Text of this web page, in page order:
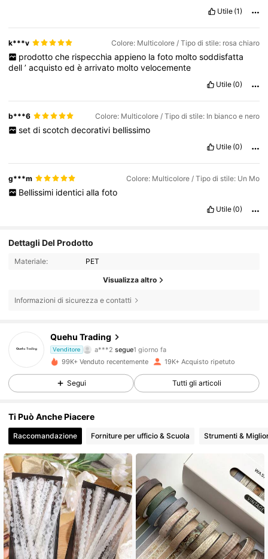
Utile (1)
k***v Colore: Multicolore / Tipo di stile: rosa chiaro
prodotto che rispecchia appieno la foto molto soddisfatta
dell’acquistoedèarrivato moltovelocemente
Utile (0)
b***6 Colore: Multicolore / Tipo di stile: In bianco e nero
set di scotch decorativi bellissimo
Utile (0)
g***m Colore: Multicolore / Tipo di stile: Un Mo
Bellissimi identici alla foto
Utile (0)
Dettagli Del Prodotto
Materiale: PET
Visualizza altro
Informazioni di sicurezza e contatti
Quehu Trading
Venditore
a***2 segue
r***2sta navigando
4.78
3.1K Follower
4.78 3.1K Follower
4.78 3.1K Follower
4.78 3.1K Follower
99K+ Venduto recentemente 19K+ Acquisto ripetuto
Segui Tutti gli articoli
Ti Può Anche Piacere
Raccomandazione Forniture per ufficio & Scuola Strumenti &